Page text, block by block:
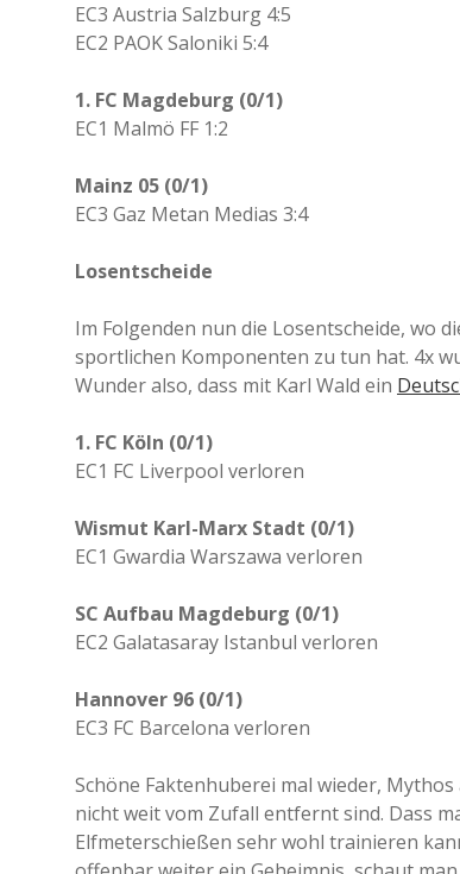
EC3 Austria Salzburg 4:5
EC2 PAOK Saloniki 5:4
1. FC Magdeburg (0/1)
EC1 Malmö FF 1:2
Mainz 05 (0/1)
EC3 Gaz Metan Medias 3:4
Losentscheide
Im Folgenden nun die Losentscheide, wo
sportlichen Komponenten zu tun hat. 4x
Wunder also, dass mit Karl Wald ein
1. FC Köln (0/1)
EC1 FC Liverpool verloren
Wismut Karl-Marx Stadt (0/1)
EC1 Gwardia Warszawa verloren
SC Aufbau Magdeburg (0/1)
EC2 Galatasaray Istanbul verloren
Hannover 96 (0/1)
EC3 FC Barcelona verloren
Schöne Faktenhuberei mal wieder,
nicht weit vom Zufall entfernt sind. Dass
Elfmeterschießen sehr wohl trainieren